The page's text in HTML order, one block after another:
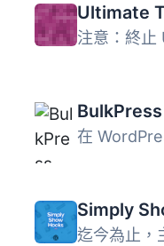
Ultimate
BulkPress
Simply